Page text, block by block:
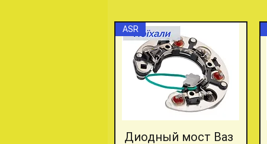
Швидкий перегляд
ASR
Диодный мост Ваз